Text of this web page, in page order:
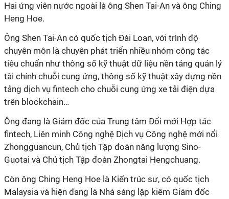
Hai ứng viên nước ngoài là ông Shen Tai-An và ông Ching
Heng Hoe.
Ông Shen Tai-An có quốc tịch Đài Loan, với trình độ
chuyên môn là chuyên phát triển nhiều nhóm công tác
tiêu chuẩn như thông số kỹ thuật dữ liệu nền tảng quản lý
tài chính chuỗi cung ứng, thông số kỹ thuật xây dựng nền
tảng dịch vụ fintech cho chuỗi cung ứng xe tải điện dựa
trên blockchain…
Ông đang là Giám đốc của Trung tâm Đổi mới Hợp tác
fintech, Liên minh Công nghệ Dịch vụ Công nghệ mới nổi
Zhongguancun, Chủ tịch Tập đoàn năng lượng Sino-
Guotai và Chủ tịch Tập đoàn Zhongtai Hengchuang.
Còn ông Ching Heng Hoe là Kiến trúc sư, có quốc tịch
Malaysia và hiện đang là Nhà sáng lập kiêm Giám đốc